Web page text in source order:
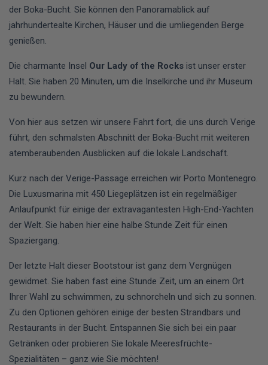
der Boka-Bucht. Sie können den Panoramablick auf
jahrhundertealte Kirchen, Häuser und die umliegenden Berge
genießen.
Die charmante Insel Our Lady of the Rocks ist unser erster
Halt. Sie haben 20 Minuten, um die Inselkirche und ihr Museum
zu bewundern.
Von hier aus setzen wir unsere Fahrt fort, die uns durch Verige
führt, den schmalsten Abschnitt der Boka-Bucht mit weiteren
atemberaubenden Ausblicken auf die lokale Landschaft.
Kurz nach der Verige-Passage erreichen wir Porto Montenegro.
Die Luxusmarina mit 450 Liegeplätzen ist ein regelmäßiger
Anlaufpunkt für einige der extravagantesten High-End-Yachten
der Welt. Sie haben hier eine halbe Stunde Zeit für einen
Spaziergang.
Der letzte Halt dieser Bootstour ist ganz dem Vergnügen
gewidmet. Sie haben fast eine Stunde Zeit, um an einem Ort
Ihrer Wahl zu schwimmen, zu schnorcheln und sich zu sonnen.
Zu den Optionen gehören einige der besten Strandbars und
Restaurants in der Bucht. Entspannen Sie sich bei ein paar
Getränken oder probieren Sie lokale Meeresfrüchte-
Spezialitäten – ganz wie Sie möchten!